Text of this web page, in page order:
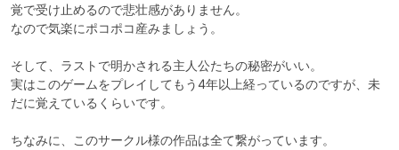
覚で受け止めるので悲壮感がありません。
なので気楽にポコポコ産みましょう。
そして、ラストで明かされる主人公たちの秘密がいい。
実はこのゲームをプレイしてもう4年以上経っているのですが、未
だに覚えているくらいです。
ちなみに、このサークル様の作品は全て繋がっています。